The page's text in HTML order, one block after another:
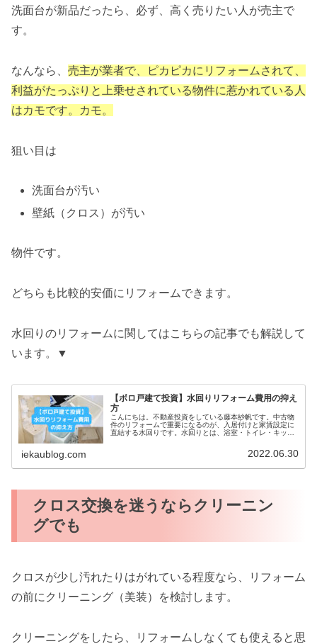
洗面台が新品だったら、必ず、高く売りたい人が売主で
す。
なんなら、 売主が業者で、ピカピカにリフォームされて、
利益がたっぷりと上乗せされている物件に惹かれている人
はカモです。カモ。
狙い目は
洗面台が汚い
壁紙（クロス）が汚い
物件です。
どちらも比較的安価にリフォームできます。
水回りのリフォームに関してはこちらの記事でも解説して
います。▼
【ボロ戸建て投資】水回りリフォーム費用の抑え
方
こんにちは。不動産投資をしている藤本紗帆です。中古物
件のリフォームで重要になるのが、入居付けと家賃設定に
直結する水回りです。水回りとは、浴室・トイレ・キッチ
iekaublog.com 2022.06.30
クロス交換を迷うならクリーニン
グでも
クロスが少し汚れたりはがれている程度なら、リフォーム
の前にクリーニング（美装）を検討します。
クリーニングをしたら、リフォームしなくても使えると思